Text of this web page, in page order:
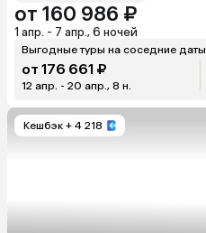
от 160 986 ₽
1 апр. - 7 апр., 6 ночей
Выгодные туры на соседние даты
от 176 661 ₽
12 апр. - 20 апр., 8 н.
Кешбэк + 4 218